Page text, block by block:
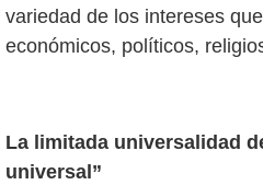
variedad de los intereses
económicos, políticos,
La limitada universalidad
universal”